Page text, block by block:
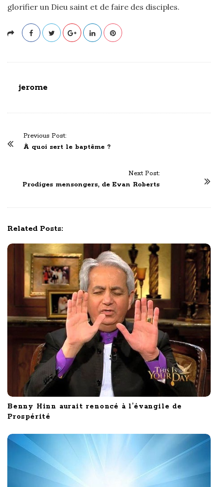
glorifier un Dieu saint et de faire des disciples.
jerome
Previous Post:
À quoi sert le baptême ?
Next Post:
Prodiges mensongers, de Evan Roberts
Related Posts:
Benny Hinn aurait renoncé à l’évangile de
Prospérité